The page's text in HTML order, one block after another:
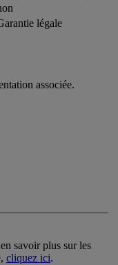
légale
associée.
savoir plus sur les
cliquez ici.